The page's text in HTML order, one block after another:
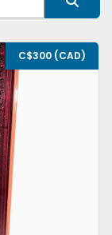
C$300 (CAD)